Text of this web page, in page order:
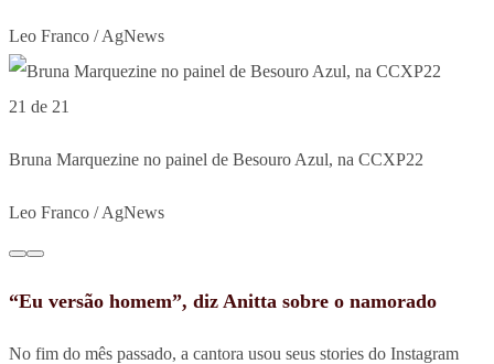
Leo Franco / AgNews
21 de 21
Bruna Marquezine no painel de Besouro Azul, na CCXP22
Leo Franco / AgNews
“Eu versão homem”, diz Anitta sobre o namorado
No fim do mês passado, a cantora usou seus stories do Instagram